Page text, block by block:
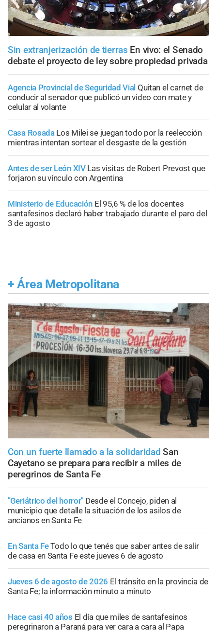
Sin extranjerización de tierras En vivo: el Senado
debate el proyecto de ley sobre propiedad privada
Agencia Provincial de Seguridad Vial Quitan el carnet de
conducir al senador que publicó un video con mate y
celular al volante
Casa Rosada Los Milei se juegan todo por la reelección
mientras intentan sortear el desgaste de la gestión
Antes de ser León XIV Las visitas de Robert Prevost que
forjaron su vínculo con Argentina
Ministerio de Educación El 95,6 % de los docentes
santafesinos declaró haber trabajado durante el paro del
3 de agosto
+ Área Metropolitana
Con un fuerte llamado a la solidaridad San
Cayetano se prepara para recibir a miles de
peregrinos de Santa Fe
"Geriátrico del horror" Desde el Concejo, piden al
municipio que detalle la situación de los asilos de
ancianos en Santa Fe
En Santa FeTodo lo que tenés que saber antes de salir
de casa en Santa Fe este jueves 6 de agosto
Jueves 6 de agosto de 2026 El tránsito en la provincia de
Santa Fe; la información minuto a minuto
Hace casi 40 años El día que miles de santafesinos
peregrinaron a Paraná para ver cara a cara al Papa